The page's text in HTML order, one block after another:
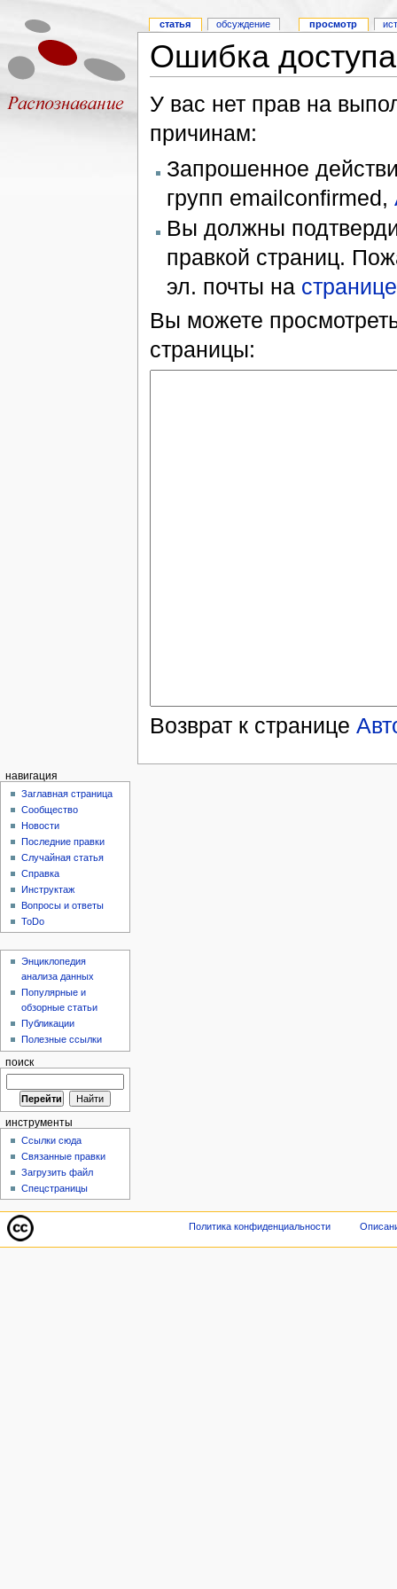
Ошибка доступа
У вас нет прав на
причинам:
Запрошенное
групп emailconfirmed,
Вы должны
правкой страниц.
эл. почты на
Вы можете
страницы:
Возврат к странице
статья обсуждение просмотр
навигация
Заглавная страница
Сообщество
Новости
Последние правки
Случайная статья
Справка
Инструктаж
Вопросы и ответы
ToDo
Энциклопедия
анализа данных
Популярные и
обзорные статьи
Публикации
Полезные ссылки
поиск
инструменты
Ссылки сюда
Связанные правки
Загрузить файл
Спецстраницы
Политика конфиденциальности